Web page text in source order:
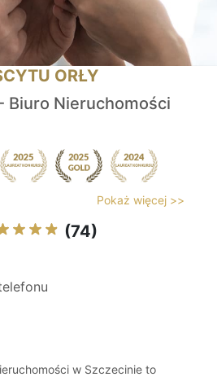
ORŁY
Biuro Nieruchomości
Pokaż więcej >>
(74)
w Szczecinie to